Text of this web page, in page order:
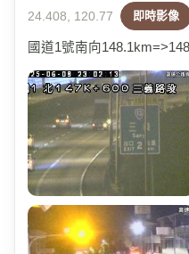
24.408, 120.77
即時影像
國道1號南向